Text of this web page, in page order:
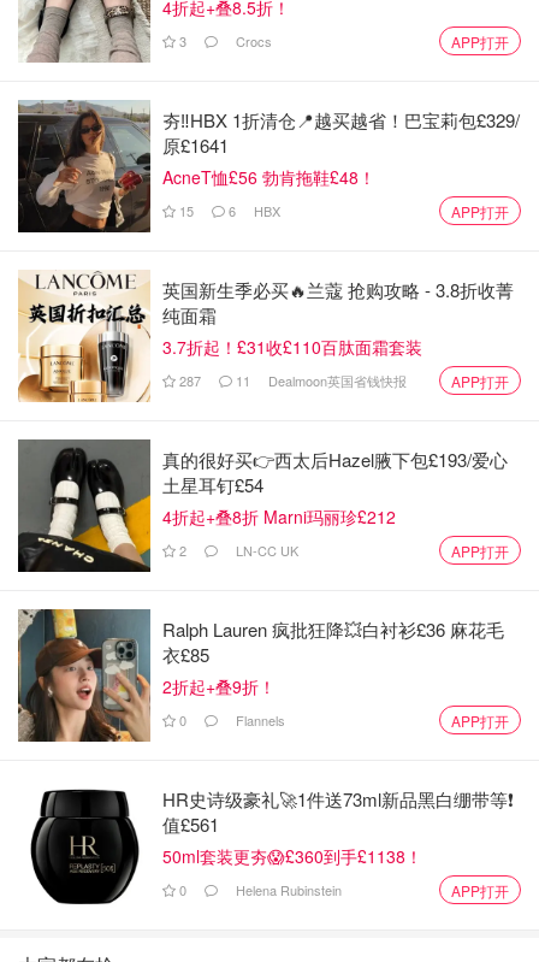
4折起+叠8.5折！
3 Crocs APP打开
夯‼️HBX 1折清仓📍越买越省！巴宝莉包£329/
原£1641
AcneT恤£56 勃肯拖鞋£48！
15 6 HBX APP打开
英国新生季必买🔥兰蔻 抢购攻略 - 3.8折收菁
纯面霜
3.7折起！£31收£110百肽面霜套装
287 11 Dealmoon英国省钱快报 APP打开
真的很好买👉西太后Hazel腋下包£193/爱心
土星耳钉£54
4折起+叠8折 Marni玛丽珍£212
2 LN-CC UK APP打开
Ralph Lauren 疯批狂降💥白衬衫£36 麻花毛
衣£85
2折起+叠9折！
0 Flannels APP打开
HR史诗级豪礼🚀1件送73ml新品黑白绷带等❗️
值£561
50ml套装更夯😱£360到手£1138！
0 Helena Rubinstein APP打开